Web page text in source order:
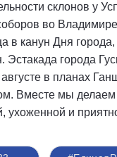
склонов у
во
в канун Дня
Эстакада города
в планах
Вместе мы делаем
ухоженной и